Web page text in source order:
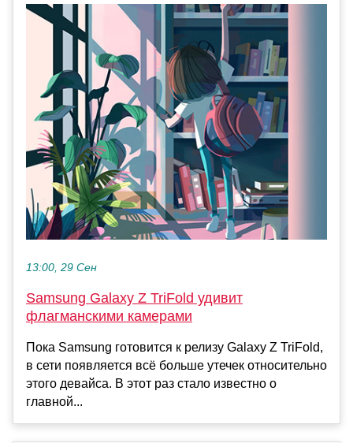
13:00, 29 Сен
Samsung Galaxy Z TriFold удивит
флагманскими камерами
Пока Samsung готовится к релизу Galaxy Z TriFold,
в сети появляется всё больше утечек относительно
этого девайса. В этот раз стало известно о
главной...